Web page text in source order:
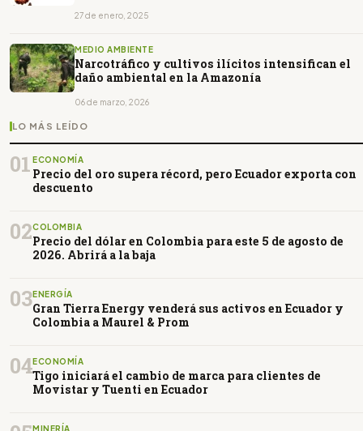
27 de enero, 2025
MEDIO AMBIENTE
Narcotráfico y cultivos ilícitos intensifican el
daño ambiental en la Amazonía
06 de marzo, 2026
LO MÁS LEÍDO
01 ECONOMÍA
Precio del oro supera récord, pero Ecuador exporta con
descuento
02COLOMBIA
Precio del dólar en Colombia para este 5 de agosto de
2026. Abrirá a la baja
03ENERGÍA
Gran Tierra Energy venderá sus activos en Ecuador y
Colombia a Maurel & Prom
04ECONOMÍA
Tigo iniciará el cambio de marca para clientes de
Movistar y Tuenti en Ecuador
MINERÍA